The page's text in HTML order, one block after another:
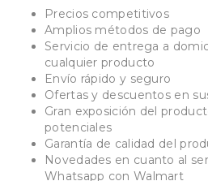
Precios competitivos
Amplios métodos de pago
Servicio de entrega a
cualquier producto
Envío rápido y seguro
Ofertas y descuentos en
Gran exposición del
potenciales
Garantía de calidad del
Novedades en cuanto al
Whatsapp con Walmart